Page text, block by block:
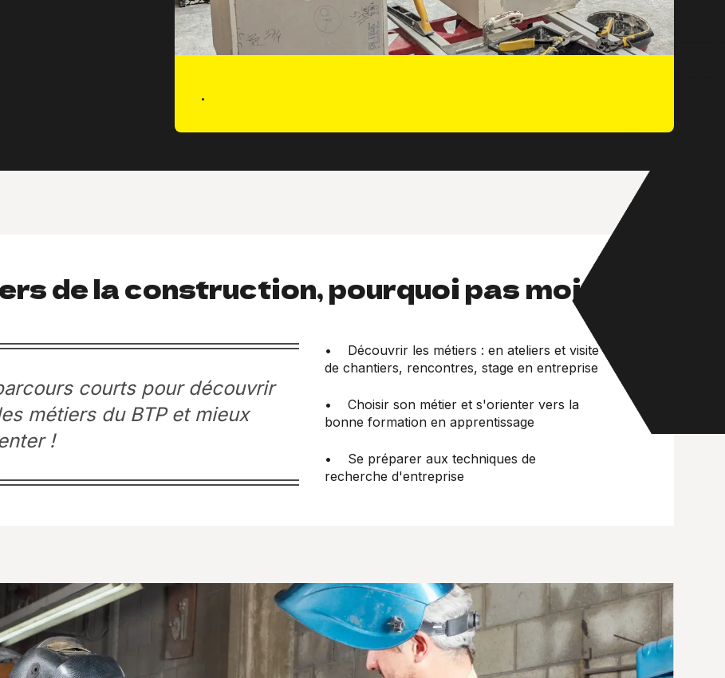
.
de la construction, pourquoi pas moi ?
courts pour découvrir
métiers du BTP et mieux
!
• Découvrir les métiers : en ateliers et visite
de chantiers, rencontres, stage en entreprise
• Choisir son métier et s'orienter vers la
bonne formation en apprentissage
• Se préparer aux techniques de
recherche d'entreprise